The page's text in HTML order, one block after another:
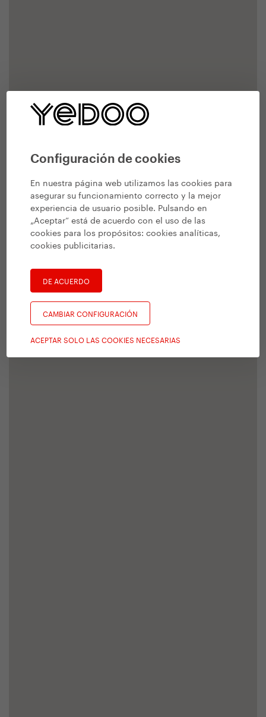
Configuración de cookies
En nuestra página web utilizamos las cookies para
asegurar su funcionamiento correcto y la mejor
experiencia de usuario posible. Pulsando en
„Aceptar“ está de acuerdo con el uso de las
cookies para los propósitos:cookies analíticas,
cookies publicitarias.
DE ACUERDO
CAMBIAR CONFIGURACIÓN
ACEPTAR SOLO LAS COOKIES NECESARIAS